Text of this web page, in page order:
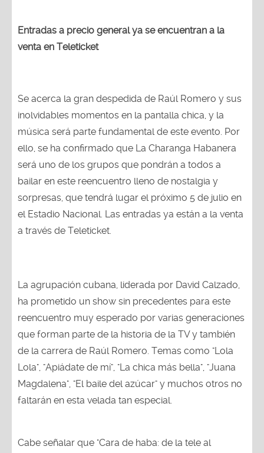
Entradas a precio general ya se encuentran a la
venta en Teleticket
Se acerca la gran despedida de Raúl Romero y sus
inolvidables momentos en la pantalla chica, y la
música será parte fundamental de este evento. Por
ello, se ha confirmado que La Charanga Habanera
será uno de los grupos que pondrán a todos a
bailar en este reencuentro lleno de nostalgia y
sorpresas, que tendrá lugar el próximo 5 de julio en
el Estadio Nacional. Las entradas ya están a la venta
a través de Teleticket.
La agrupación cubana, liderada por David Calzado,
ha prometido un show sin precedentes para este
reencuentro muy esperado por varias generaciones
que forman parte de la historia de la TV y también
de la carrera de Raúl Romero. Temas como "Lola
Lola", "Apiádate de mí", "La chica más bella", "Juana
Magdalena", "El baile del azúcar" y muchos otros no
faltarán en esta velada tan especial.
Cabe señalar que "Cara de haba: de la tele al